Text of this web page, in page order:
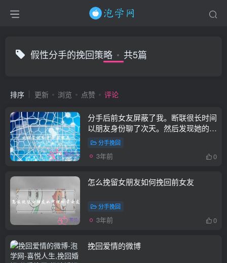
假性分手的挽回策略 共5篇
排序 更新 浏览 点赞 评论
分手后前女友屏蔽了我。断联很长时间
以朋友身份聊了次天。然后发现她的朋
友圈我可以看了。她这是什么意思
分手挽回
3年前 0
怎么挽留女朋友如何挽回前女友
分手挽回
3年前 0
挽回爱情的微博